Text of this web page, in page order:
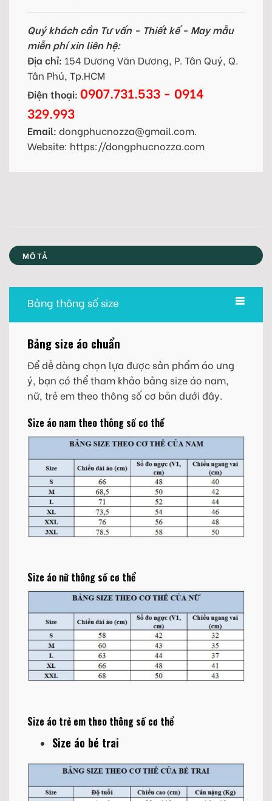
Quý khách cần Tư vấn - Thiết kế - May mẫu
miễn phí xin liên hệ:
Địa chỉ: 154 Dương Văn Dương, P. Tân Quý, Q.
Tân Phú, Tp.HCM
Điện thoại: 0907.731.533 - 0914
329.993
Email: dongphucnozza@gmail.com.
Website: https://dongphucnozza.com
MÔ TẢ
Bảng thông số size
Bảng size áo chuẩn
Để dễ dàng chọn lựa được sản phẩm áo ưng
ý, bạn có thể tham khảo bảng size áo nam,
nữ, trẻ em theo thông số cơ bản dưới đây.
Size áo nam theo thông số cơ thể
Size áo nữ thông số cơ thể
Size áo trẻ em theo thông số cơ thể
Size áo bé trai